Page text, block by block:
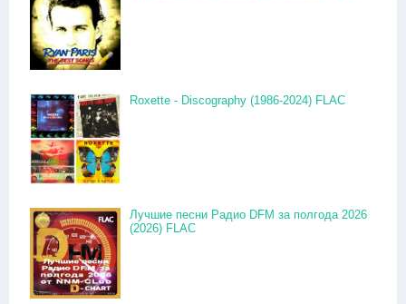
Roxette - Discography (1986-2024) FLAC
Лучшие песни Радио DFM за полгода 2026
(2026) FLAC